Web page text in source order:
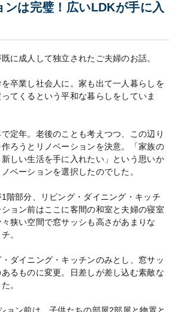
ンは完璧！広いLDKが手に入
に成人して独立されたご夫婦のお話。
卒業し社会人に。家も出て一人暮らしを
てくるという平和な暮らしをしていま
定年。老後のことも考えつつ、この辺り
ろうとリノベーションを決意。「家族の
しい生活を手に入れたい」という思いか
ベーションを選択したのでした。
階部分、リビング・ダイニング・キッチ
ョン前はここに客間の和室と夫婦の寝室
狭い空間で窓サッシも高さがあまりな
。
ダイニング・キッチンのみとし、窓サッ
るものに変更。日差しが差し込む素敵な
。